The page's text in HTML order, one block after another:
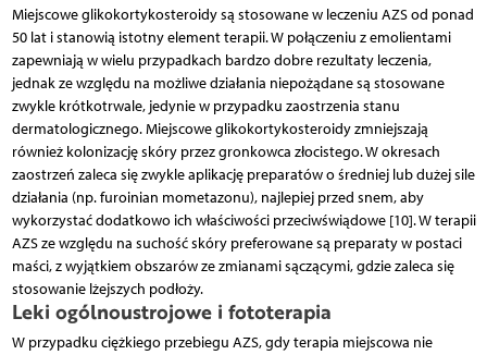
Miejscowe glikokortykosteroidy są stosowane w leczeniu AZS od ponad
50 lat i stanowią istotny element terapii. W połączeniu z emolientami
zapewniają w wielu przypadkach bardzo dobre rezultaty leczenia,
jednak ze względu na możliwe działania niepożądane są stosowane
zwykle krótkotrwale, jedynie w przypadku zaostrzenia stanu
dermatologicznego. Miejscowe glikokortykosteroidy zmniejszają
również kolonizację skóry przez gronkowca złocistego. W okresach
zaostrzeń zaleca się zwykle aplikację preparatów o średniej lub dużej sile
działania (np. furoinian mometazonu), najlepiej przed snem, aby
wykorzystać dodatkowo ich właściwości przeciwświądowe [10]. W terapii
AZS ze względu na suchość skóry preferowane są preparaty w postaci
maści, z wyjątkiem obszarów ze zmianami sączącymi, gdzie zaleca się
stosowanie lżejszych podłoży.
Leki ogólnoustrojowe i fototerapia
W przypadku ciężkiego przebiegu AZS, gdy terapia miejscowa nie